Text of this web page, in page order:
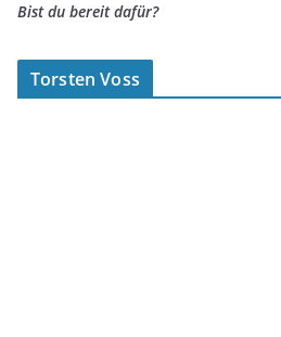
Bist du bereit dafür?
Torsten Voss